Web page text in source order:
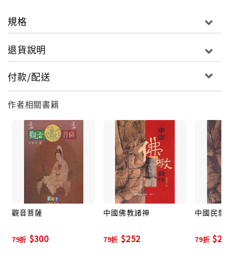
規格
退貨說明
付款/配送
作者相關書籍
觀音菩薩
79折 $300
中國佛教諸神
79折 $252
中國民間
79折